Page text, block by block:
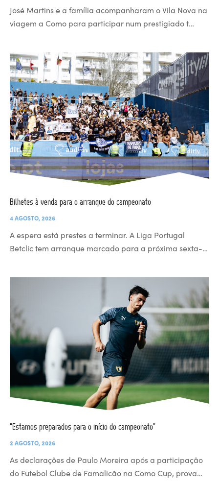
José Martins e a família acompanharam o Vila Nova na
viagem a Como para participar num prestigiado t…
Bilhetes à venda para o arranque do campeonato
4 AGOSTO, 2026
A espera está prestes a terminar. A Liga Portugal
Betclic tem arranque marcado para a próxima sexta-…
“Estamos preparados para o início do campeonato”
2 AGOSTO, 2026
As declarações de Paulo Moreira após a participação
do Futebol Clube de Famalicão na Como Cup, prova…